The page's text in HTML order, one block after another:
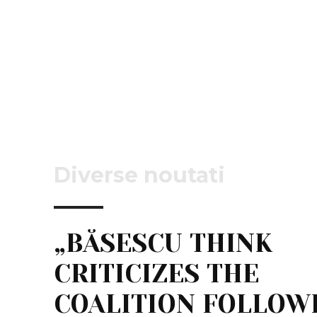
Diverse noutati
„BĂSESCU THINK
CRITICIZES THE
COALITION